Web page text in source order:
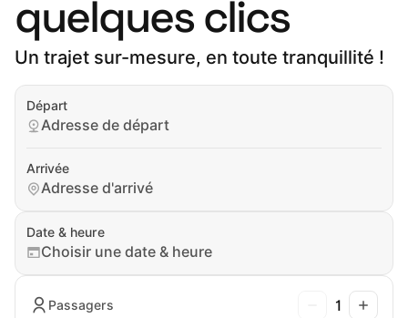
quelques clics
Un trajet sur-mesure, en toute tranquillité !
Départ
Adresse de départ
Arrivée
Adresse d'arrivé
Date & heure
Choisir une date & heure
Passagers 1